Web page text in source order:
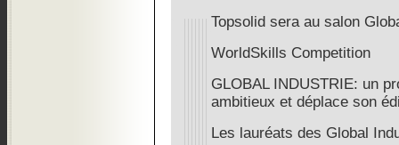
Topsolid sera au salon
WorldSkills Competition
GLOBAL INDUSTRIE: un
ambitieux et déplace son
Les lauréats des Global